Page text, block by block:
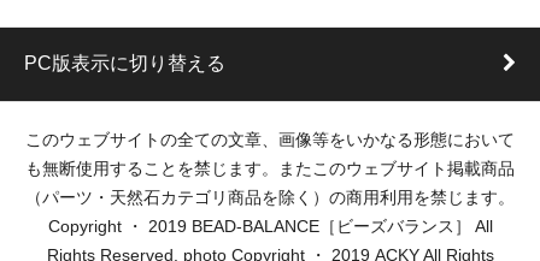
PC版表示に切り替える
このウェブサイトの全ての文章、画像等をいかなる形態において
も無断使用することを禁じます。またこのウェブサイト掲載商品
（パーツ・天然石カテゴリ商品を除く）の商用利用を禁じます。
Copyright ・ 2019 BEAD-BALANCE［ビーズバランス］ All
Rights Reserved. photo Copyright ・ 2019 ACKY All Rights